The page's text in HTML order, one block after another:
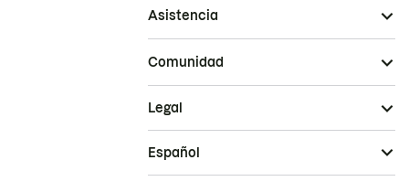
Asistencia
Comunidad
Legal
Español